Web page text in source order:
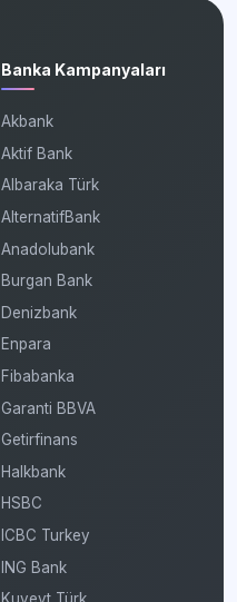
Banka Kampanyaları
Akbank
Aktif Bank
Albaraka Türk
AlternatifBank
Anadolubank
Burgan Bank
Denizbank
Enpara
Fibabanka
Garanti BBVA
Getirfinans
Halkbank
HSBC
ICBC Turkey
ING Bank